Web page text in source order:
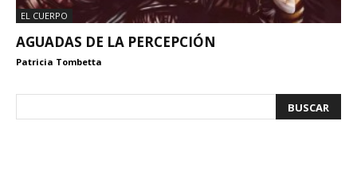
EL CUERPO
AGUADAS DE LA PERCEPCIÓN
Patricia Tombetta